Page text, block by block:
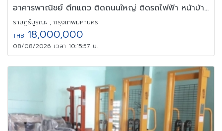
อาคารพาณิชย์ ตึกแถว ติดถนนใหญ่ ติดรถไฟฟ้า หน้าบ้านกว้าง
ราษฎร์บูรณะ , กรุงเทพมหานคร
THB 18,000,000
08/08/2026 เวลา 10:15:57 น.